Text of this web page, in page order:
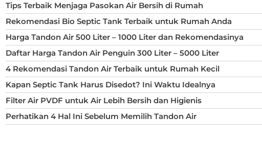
Tips Terbaik Menjaga Pasokan Air Bersih di Rumah
Rekomendasi Bio Septic Tank Terbaik untuk Rumah Anda
Harga Tandon Air 500 Liter – 1000 Liter dan Rekomendasinya
Daftar Harga Tandon Air Penguin 300 Liter – 5000 Liter
4 Rekomendasi Tandon Air Terbaik untuk Rumah Kecil
Kapan Septic Tank Harus Disedot? Ini Waktu Idealnya
Filter Air PVDF untuk Air Lebih Bersih dan Higienis
Perhatikan 4 Hal Ini Sebelum Memilih Tandon Air